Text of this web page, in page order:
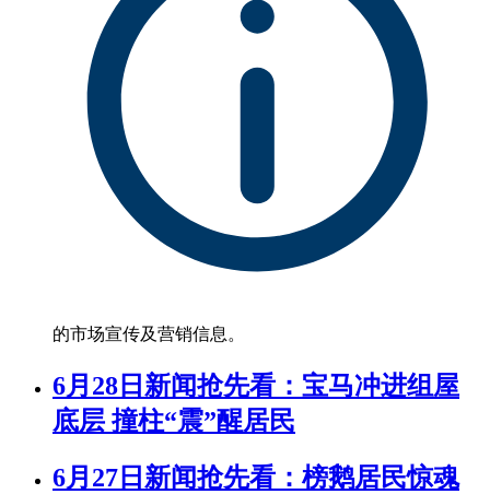
的市场宣传及营销信息。
6月28日新闻抢先看：宝马冲进组屋
底层 撞柱“震”醒居民
6月27日新闻抢先看：榜鹅居民惊魂